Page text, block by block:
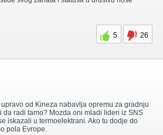
5
26
od Kineza nabavlja opremu za gradnju
da radi tamo? Mozda oni mladi lideri iz SNS
iskazali u termoelektrani. Ako tu dodje do
pola Evrope.